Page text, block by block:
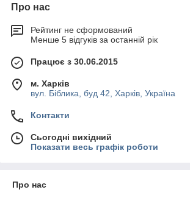
Спиральные
производстве хлебобулочных и
Техника подходит для оснащения малых
Достоинства
оборудования
Современная конструкция и
вращения месильного органа и дежи.
Интенсивный замес.
продукции.
Про нас
Рейтинг не сформований
Менше 5 відгуків за останній рік
Працює з 30.06.2015
м. Харків
вул. Біблика, буд 42, Харків, Україна
Контакти
Сьогодні вихідний
Показати весь графік роботи
Про нас